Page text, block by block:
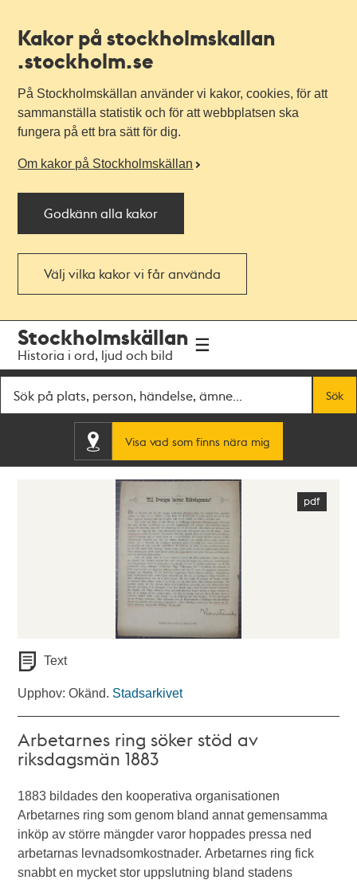
Kakor på stockholmskallan
.stockholm.se
På Stockholmskällan använder vi kakor, cookies, för att
sammanställa statistik och för att webbplatsen ska
fungera på ett bra sätt för dig.
Om kakor på Stockholmskällan
Godkänn alla kakor
Välj vilka kakor vi får använda
navigationen
huvudinnehållet
Stockholmskällan
Historia i ord, ljud och bild
Sök
Visa vad som finns nära mig
Text
Upphov: Okänd. Stadsarkivet
Arbetarnes ring söker stöd av
riksdagsmän 1883
1883 bildades den kooperativa organisationen
Arbetarnes ring som genom bland annat gemensamma
inköp av större mängder varor hoppades pressa ned
arbetarnas levnadsomkostnader. Arbetarnes ring fick
snabbt en mycket stor uppslutning bland stadens